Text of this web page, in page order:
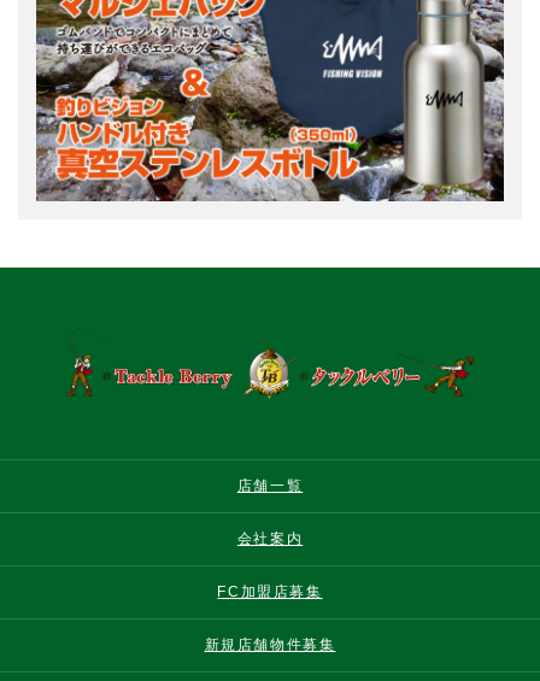
店舗一覧
会社案内
FC加盟店募集
新規店舗物件募集